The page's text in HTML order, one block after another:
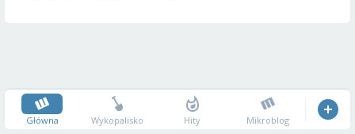
Główna Wykopalisko Hity Mikroblog